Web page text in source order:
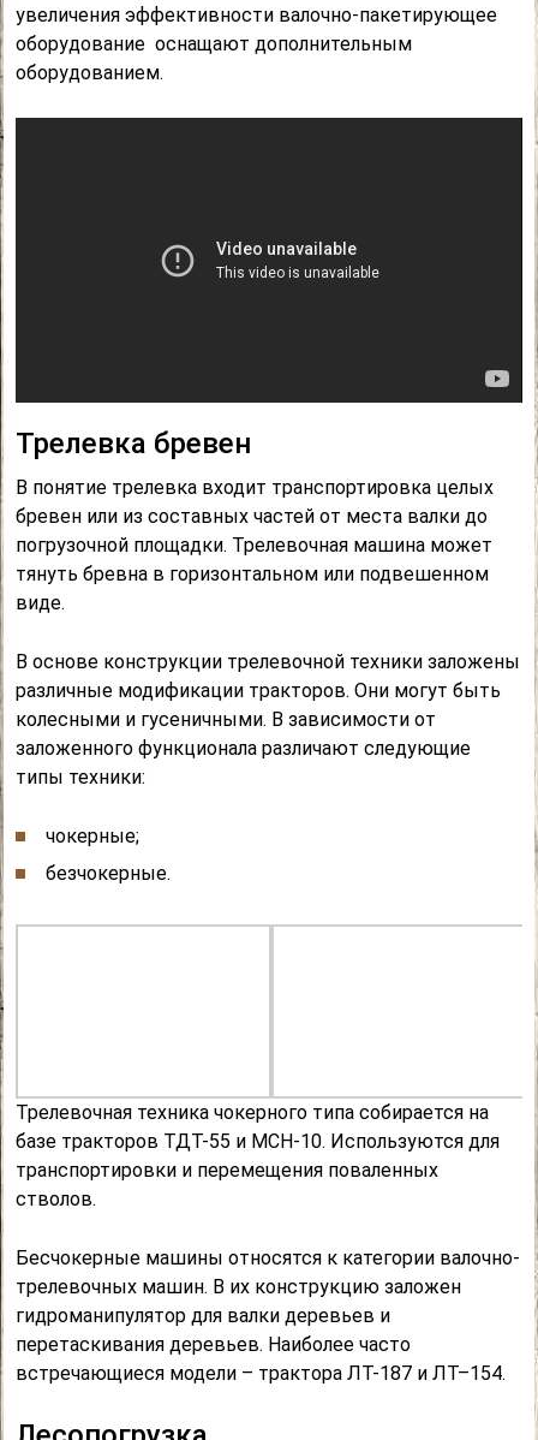
увеличения эффективности валочно-пакетирующее
оборудование оснащают дополнительным
оборудованием.
Трелевка бревен
В понятие трелевка входит транспортировка целых
бревен или из составных частей от места валки до
погрузочной площадки. Трелевочная машина может
тянуть бревна в горизонтальном или подвешенном
виде.
В основе конструкции трелевочной техники заложены
различные модификации тракторов. Они могут быть
колесными и гусеничными. В зависимости от
заложенного функционала различают следующие
типы техники:
чокерные;
безчокерные.
Трелевочная техника чокерного типа собирается на
базе тракторов ТДТ-55 и МСН-10. Используются для
транспортировки и перемещения поваленных
стволов.
Бесчокерные машины относятся к категории валочно-
трелевочных машин. В их конструкцию заложен
гидроманипулятор для валки деревьев и
перетаскивания деревьев. Наиболее часто
встречающиеся модели – трактора ЛТ-187 и ЛТ–154.